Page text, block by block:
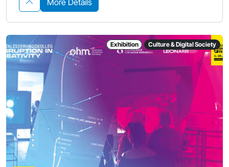
Exhibition Culture & Digital Society